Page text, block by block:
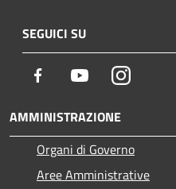
SEGUICI SU
Facebook YoutubeInstagram
AMMINISTRAZIONE
Organi di Governo
Aree Amministrative